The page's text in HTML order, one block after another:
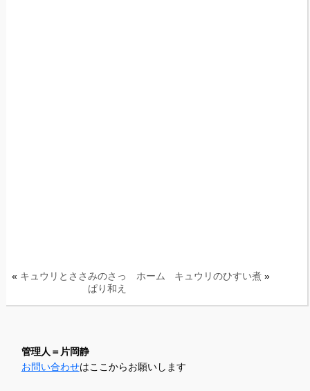
« キュウリとささみのさっ
ぱり和え
ホーム キュウリのひすい煮 »
管理人＝片岡静
お問い合わせはここからお願いします